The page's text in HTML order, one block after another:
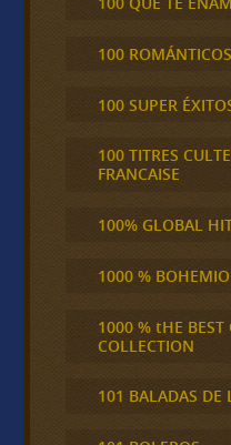
100
100 SUPER
100 TITRES
FRANCAISE
100% GLOBAL
1000 % BOHEMIO
1000 % tHE BEST
COLLECTION
101 BALADAS DE